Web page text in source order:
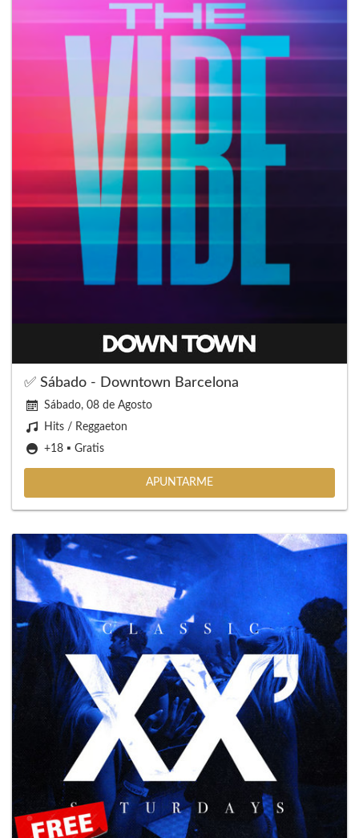
✅ Sábado - Downtown Barcelona
Sábado, 08 de Agosto
Hits / Reggaeton
+18 ▪️ Gratis
APUNTARME